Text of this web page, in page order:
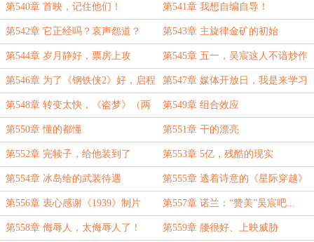
第540章 首映，记住他们！ 第541章 我想自编自导！
第542章 它正经吗？哀声怨道？ 第543章 主旋律金矿的初始
第544章 岁月静好，票房上攻 第545章 五一，吴宸这人不谙炒作
之道...
第546章 为了《钢铁侠2》好，启程 第547章 媒体开放日，我是来学习
的
第548章 转变太快，《盗梦》（两
更，今天心态异常暴躁，感觉太差
了）
第549章 组合效应
第550章 懂的都懂 第551章 干的漂亮
第552章 完犊子，给他装到了 第553章 5亿，残酷的现实
第554章 冰岛给的武装待遇 第555章 透着诗意的《星际穿越》
第556章 衷心感谢《1939》制片
方、刘伊菲杀疯了
第557章 诺兰：“赞美”吴宸吧...
第558章 侮辱人，太侮辱人了！ 第559章 腰很好、上映威胁